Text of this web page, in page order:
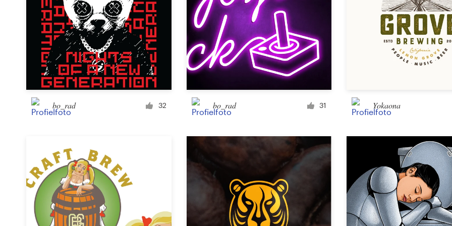
bo_rad 32 bo_rad 31 Yokaona